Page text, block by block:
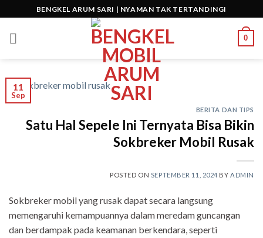
to
content
BENGKEL ARUM SARI | NYAMAN TAK TERTANDINGI
0
11
Sep
BERITA DAN TIPS
Satu Hal Sepele Ini Ternyata Bisa Bikin
Sokbreker Mobil Rusak
POSTED ON SEPTEMBER 11, 2024 BYADMIN
Sokbreker mobil yang rusak dapat secara langsung
memengaruhi kemampuannya dalam meredam guncangan
dan berdampak pada keamanan berkendara, seperti